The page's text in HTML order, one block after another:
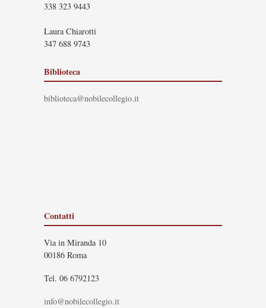
338 323 9443
Laura Chiarotti
347 688 9743
Biblioteca
biblioteca@nobilecollegio.it
Contatti
Via in Miranda 10
00186 Roma
Tel. 06 6792123
info@nobilecollegio.it